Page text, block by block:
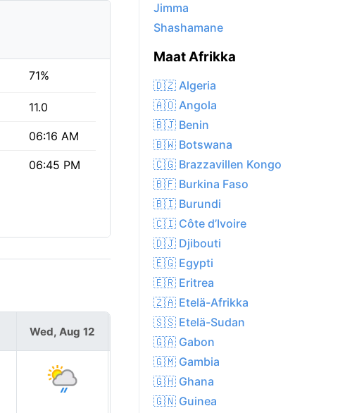
71%
11.0
06:16 AM
06:45 PM
Wed, Aug 12 Thu, Aug 13
Jimma
Shashamane
Maat Afrikka
🇩🇿 Algeria
🇦🇴 Angola
🇧🇯 Benin
🇧🇼 Botswana
🇨🇬 Brazzavillen Kongo
🇧🇫 Burkina Faso
🇧🇮 Burundi
🇨🇮 Côte d’Ivoire
🇩🇯 Djibouti
🇪🇬 Egypti
🇪🇷 Eritrea
🇿🇦 Etelä-Afrikka
🇸🇸 Etelä-Sudan
🇬🇦 Gabon
🇬🇲 Gambia
🇬🇭 Ghana
🇬🇳 Guinea